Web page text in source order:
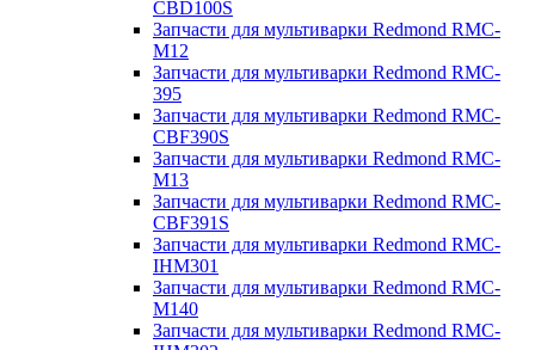
CBD100S
Запчасти для мультиварки Redmond RMC-
M12
Запчасти для мультиварки Redmond RMC-
395
Запчасти для мультиварки Redmond RMC-
CBF390S
Запчасти для мультиварки Redmond RMC-
M13
Запчасти для мультиварки Redmond RMC-
CBF391S
Запчасти для мультиварки Redmond RMC-
IHM301
Запчасти для мультиварки Redmond RMC-
M140
Запчасти для мультиварки Redmond RMC-